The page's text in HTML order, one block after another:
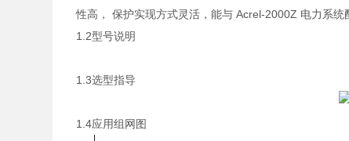
性高， 保护实现方式灵活，能与 Acrel-2000Z 电力系统
1.2型号说明
1.3选型指导
1.4应用组网图